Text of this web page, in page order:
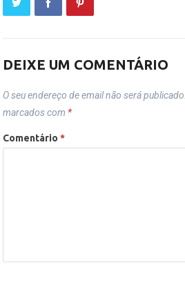
DEIXE UM COMENTÁRIO
O seu endereço de email não será publicado.
marcados com *
Comentário*